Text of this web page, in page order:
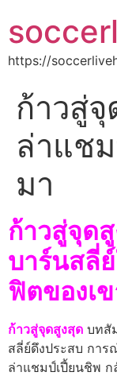
https://
ก้าวสู่
ล่าแช
มา
ก้าวสู่จุด
บาร์นสลี่
ฟิตของเ
ก้าวสู่จุดสูงสุด บทสั
สลี่ย์ดึงประสบ กา
ล่าแชมป์เปี้ยนชิพ ก